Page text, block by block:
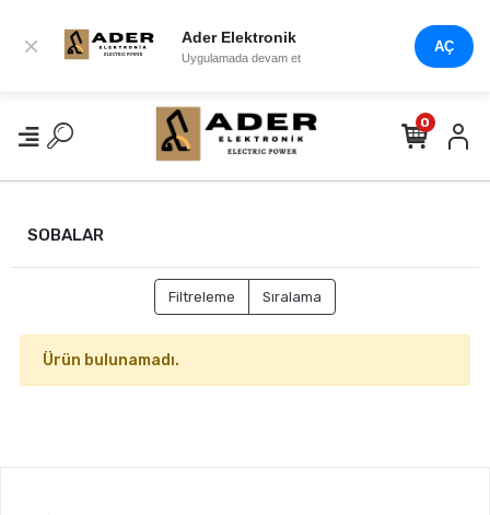
× Ader Elektronik
Uygulamada devam et
AÇ
0
SOBALAR
Filtreleme Sıralama
Ürün bulunamadı.